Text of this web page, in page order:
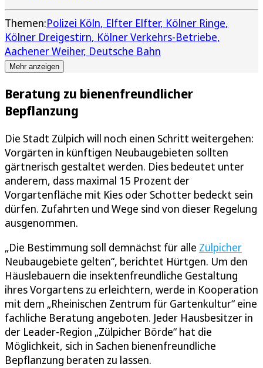
Themen:Polizei Köln Elfter Elfter Kölner Ringe
Kölner Dreigestirn Kölner Verkehrs-Betriebe
Aachener Weiher Deutsche Bahn
Mehr anzeigen
Beratung zu bienenfreundlicher
Bepflanzung
Die Stadt Zülpich will noch einen Schritt weitergehen:
Vorgärten in künftigen Neubaugebieten sollten
gärtnerisch gestaltet werden. Dies bedeutet unter
anderem, dass maximal 15 Prozent der
Vorgartenfläche mit Kies oder Schotter bedeckt sein
dürfen. Zufahrten und Wege sind von dieser Regelung
ausgenommen.
„Die Bestimmung soll demnächst für alle Zülpicher
Neubaugebiete gelten“, berichtet Hürtgen. Um den
Häuslebauern die insektenfreundliche Gestaltung
ihres Vorgartens zu erleichtern, werde in Kooperation
mit dem „Rheinischen Zentrum für Gartenkultur“ eine
fachliche Beratung angeboten. Jeder Hausbesitzer in
der Leader-Region „Zülpicher Börde“ hat die
Möglichkeit, sich in Sachen bienenfreundliche
Bepflanzung beraten zu lassen.